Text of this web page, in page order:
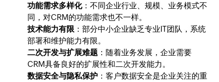
功能需求多样化：不同企业行业、规模、业务模式不
同，对CRM的功能需求也不一样。
技术能力有限 ：部分中小企业缺乏专业IT团队，系统
部署和维护能力有限。
二次开发与扩展难题 ：随着业务发展，企业需要
CRM具备良好的扩展性和二次开发能力。
数据安全与隐私保护 ：客户数据安全是企业关注的重